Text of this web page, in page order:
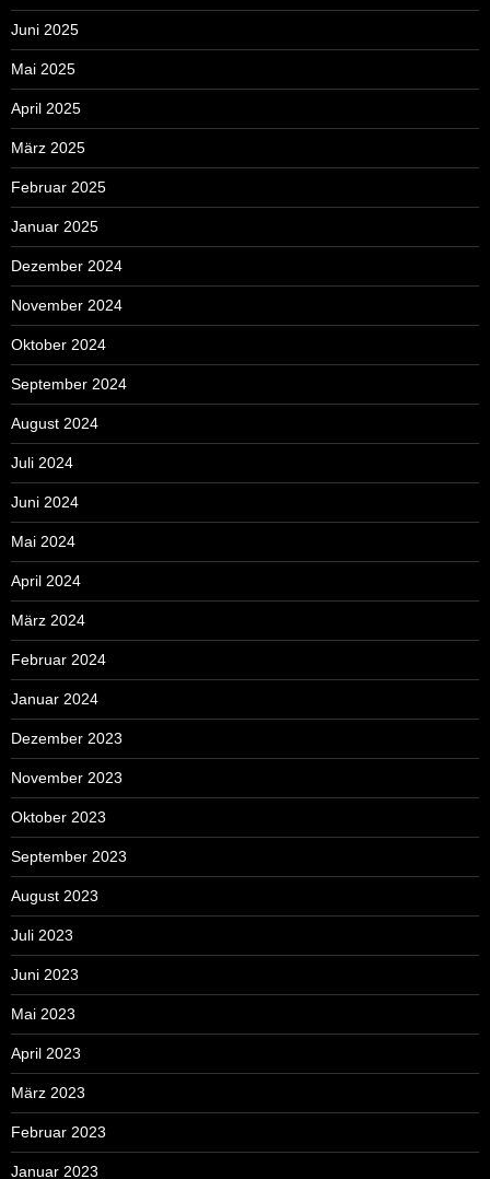
Juni 2025
Mai 2025
April 2025
März 2025
Februar 2025
Januar 2025
Dezember 2024
November 2024
Oktober 2024
September 2024
August 2024
Juli 2024
Juni 2024
Mai 2024
April 2024
März 2024
Februar 2024
Januar 2024
Dezember 2023
November 2023
Oktober 2023
September 2023
August 2023
Juli 2023
Juni 2023
Mai 2023
April 2023
März 2023
Februar 2023
Januar 2023